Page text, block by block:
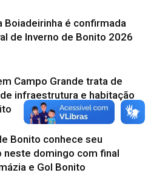
Boiadeirinha é confirmada
de Inverno de Bonito 2026
Campo Grande trata de
infraestrutura e habitação
Bonito conhece seu
neste domingo com final
e Gol Bonito